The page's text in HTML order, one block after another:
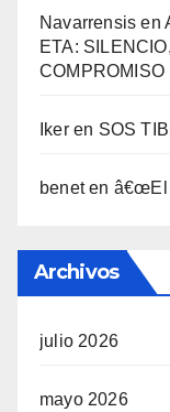
Navarrensis en
ETA:
COMPROMISO
Ikeren SOS
beneten â€œEl
Archivos
julio 2026
mayo 2026